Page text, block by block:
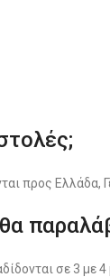
προς Ελλάδα,
σε 3 με 4